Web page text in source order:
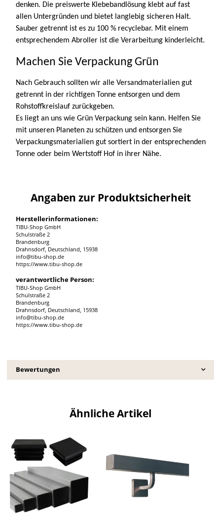
denken. Die preiswerte Klebebandlösung klebt auf fast
allen Untergründen und bietet langlebig sicheren Halt.
Sauber getrennt ist es zu 100 % recyclebar. Mit einem
entsprechendem Abroller ist die Verarbeitung kinderleicht.
Machen Sie Verpackung Grün
Nach Gebrauch sollten wir alle Versandmaterialien gut
getrennt in der richtigen Tonne entsorgen und dem
Rohstoffkreislauf zurückgeben.
Es liegt an uns wie Grün Verpackung sein kann. Helfen Sie
mit unseren Planeten zu schützen und entsorgen Sie
Verpackungsmaterialien gut sortiert in der entsprechenden
Tonne oder beim Wertstoff Hof in ihrer Nähe.
Angaben zur Produktsicherheit
Herstellerinformationen:
TIBU-Shop GmbH
Schulstraße 2
Brandenburg
Drahnsdorf, Deutschland, 15938
info@tibu-shop.de
https://www.tibu-shop.de
verantwortliche Person:
TIBU-Shop GmbH
Schulstraße 2
Brandenburg
Drahnsdorf, Deutschland, 15938
info@tibu-shop.de
https://www.tibu-shop.de
Bewertungen
Ähnliche Artikel